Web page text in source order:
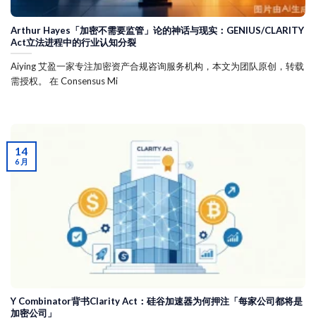
Arthur Hayes「加密不需要监管」论的神话与现实：GENIUS/CLARITY
Act立法进程中的行业认知分裂
Aiying 艾盈一家专注加密资产合规咨询服务机构，本文为团队原创，转载
需授权。 在 Consensus Mi
Y Combinator背书Clarity Act：硅谷加速器为何押注「每家公司都将是
加密公司」
14
6 月